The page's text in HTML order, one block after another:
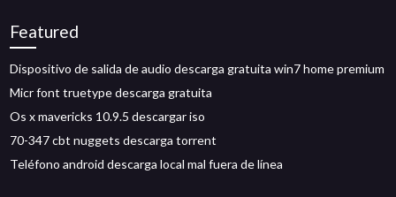
Featured
Dispositivo de salida de audio descarga gratuita win7 home premium
Micr font truetype descarga gratuita
Os x mavericks 10.9.5 descargar iso
70-347 cbt nuggets descarga torrent
Teléfono android descarga local mal fuera de línea